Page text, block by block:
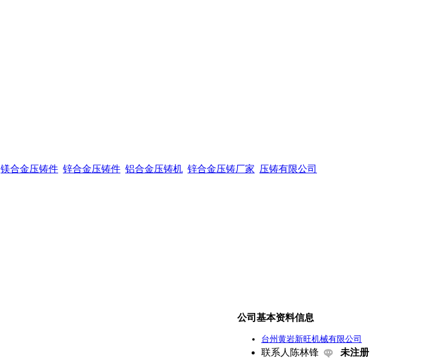
镁合金压铸件 锌合金压铸件 铝合金压铸机 锌合金压铸厂家 压铸有限公司
公司基本资料信息
台州黄岩新旺机械有限公司
联系人 陈林锋
未注册